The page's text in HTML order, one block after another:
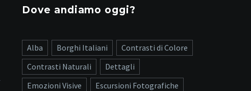
Dove andiamo oggi?
Alba Borghi Italiani
Contrasti di Colore
Contrasti Naturali
Dettagli
Emozioni Visive
Escursioni Fotografiche